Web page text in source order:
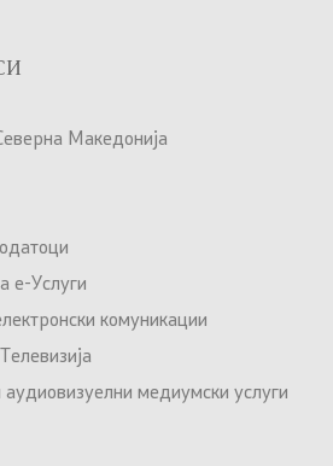
Македонија
е-Услуги
комуникации
аудиовизуелни медиумски услуги